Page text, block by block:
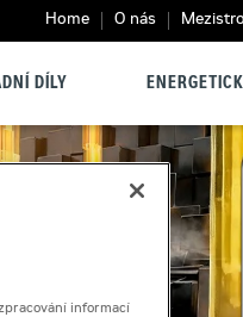
Home O nás
DÍLY
informací